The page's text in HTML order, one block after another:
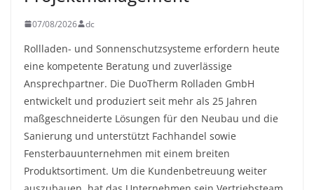
07/08/2026 dc
Rollladen- und Sonnenschutzsysteme erfordern heute
eine kompetente Beratung und zuverlässige
Ansprechpartner. Die DuoTherm Rolladen GmbH
entwickelt und produziert seit mehr als 25 Jahren
maßgeschneiderte Lösungen für den Neubau und die
Sanierung und unterstützt Fachhandel sowie
Fensterbauunternehmen mit einem breiten
Produktsortiment. Um die Kundenbetreuung weiter